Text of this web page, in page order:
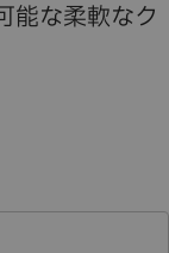
能な柔軟なク